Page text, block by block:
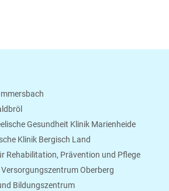
Gesundheit Klinik Marienheide
Klinik Bergisch Land
Rehabilitation, Prävention und Pflege
Oberberg
Bildungszentrum